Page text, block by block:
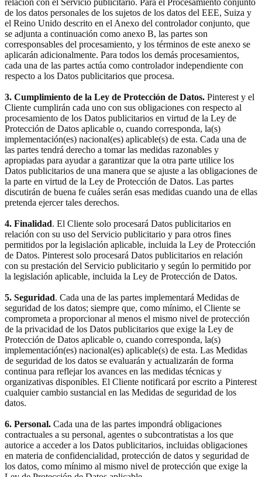
relación con el Servicio publicitario. Para el Procesamiento conjunto
de los datos personales de los sujetos de los datos del EEE, Suiza y
el Reino Unido descrito en el Anexo del controlador conjunto, que
se adjunta a continuación como anexo B, las partes son
corresponsables del procesamiento, y los términos de este anexo se
aplicarán adicionalmente. Para todos los demás procesamientos,
cada una de las partes actúa como controlador independiente con
respecto a los Datos publicitarios que procesa.
3. Cumplimiento de la Ley de Protección de Datos. Pinterest y el
Cliente cumplirán cada uno con sus obligaciones con respecto al
procesamiento de los Datos publicitarios en virtud de la Ley de
Protección de Datos aplicable o, cuando corresponda, la(s)
implementación(es) nacional(es) aplicable(s) de esta. Cada una de
las partes tendrá derecho a tomar las medidas razonables y
apropiadas para ayudar a garantizar que la otra parte utilice los
Datos publicitarios de una manera que se ajuste a las obligaciones de
la parte en virtud de la Ley de Protección de Datos. Las partes
discutirán de buena fe cuáles serán esas medidas cuando una de ellas
pretenda ejercer tales derechos.
4. Finalidad. El Cliente solo procesará Datos publicitarios en
relación con su uso del Servicio publicitario y para otros fines
permitidos por la legislación aplicable, incluida la Ley de Protección
de Datos. Pinterest solo procesará Datos publicitarios en relación
con su prestación del Servicio publicitario y según lo permitido por
la legislación aplicable, incluida la Ley de Protección de Datos.
5. Seguridad. Cada una de las partes implementará Medidas de
seguridad de los datos; siempre que, como mínimo, el Cliente se
comprometa a proporcionar al menos el mismo nivel de protección
de la privacidad de los Datos publicitarios que exige la Ley de
Protección de Datos aplicable o, cuando corresponda, la(s)
implementación(es) nacional(es) aplicable(s) de esta. Las Medidas
de seguridad de los datos se evaluarán y actualizarán de forma
continua para reflejar los avances en las medidas técnicas y
organizativas disponibles. El Cliente notificará por escrito a Pinterest
cualquier cambio sustancial en las Medidas de seguridad de los
datos.
6. Personal. Cada una de las partes impondrá obligaciones
contractuales a su personal, agentes o subcontratistas a los que
autorice a acceder a los Datos publicitarios, incluidas obligaciones
en materia de confidencialidad, protección de datos y seguridad de
los datos, como mínimo al mismo nivel de protección que exige la